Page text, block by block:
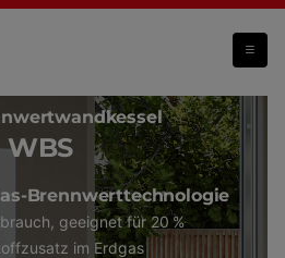
WBS
Brennwerttechnologie
geeignet für 20 %
im Erdgas